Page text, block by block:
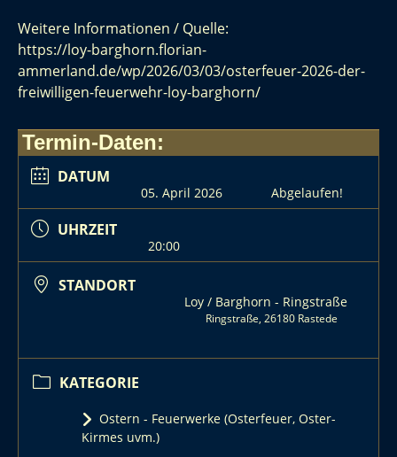
Weitere Informationen / Quelle:
https://loy-barghorn.florian-
ammerland.de/wp/2026/03/03/osterfeuer-2026-der-
freiwilligen-feuerwehr-loy-barghorn/
Termin-Daten:
DATUM
05. April 2026 Abgelaufen!
UHRZEIT
20:00
STANDORT
Loy / Barghorn - Ringstraße
Ringstraße, 26180 Rastede
KATEGORIE
Ostern - Feuerwerke (Osterfeuer, Oster-
Kirmes uvm.)